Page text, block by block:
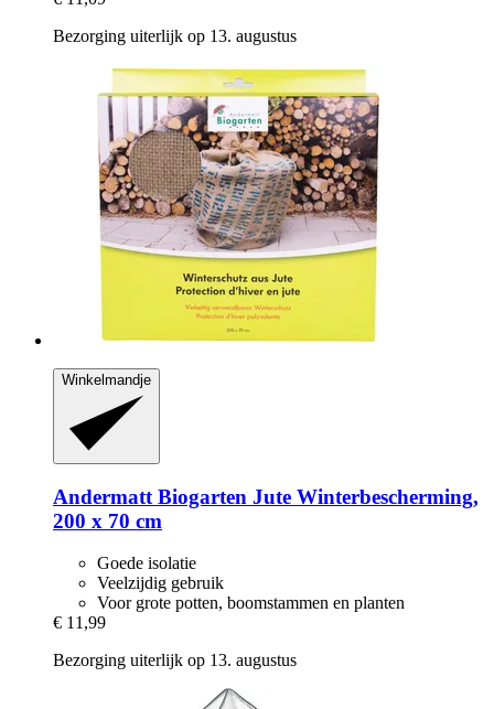
Bezorging uiterlijk op 13. augustus
Winkelmandje
Andermatt Biogarten Jute Winterbescherming,
200 x 70 cm
Goede isolatie
Veelzijdig gebruik
Voor grote potten, boomstammen en planten
€ 11,99
Bezorging uiterlijk op 13. augustus